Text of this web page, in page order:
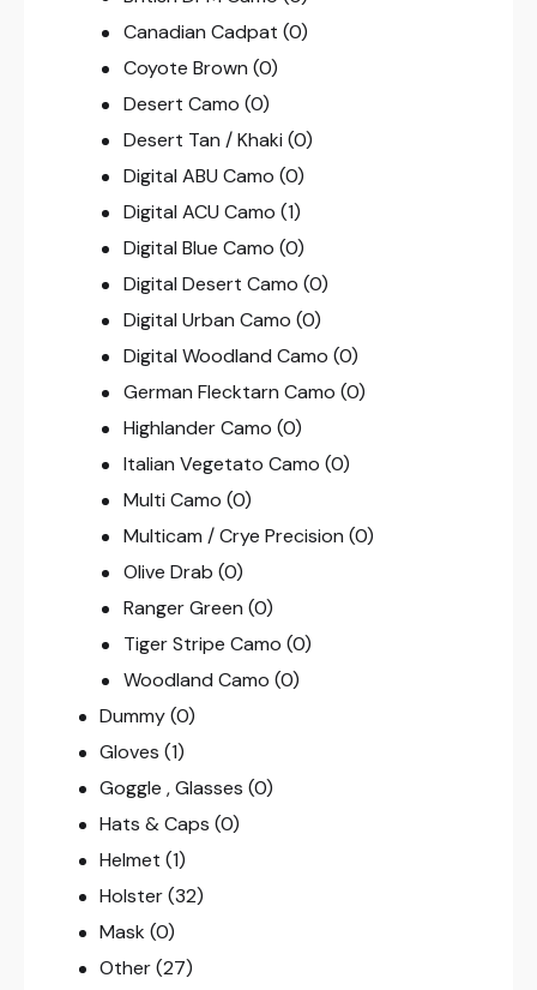
Canadian Cadpat (0)
Coyote Brown (0)
Desert Camo (0)
Desert Tan / Khaki (0)
Digital ABU Camo (0)
Digital ACU Camo (1)
Digital Blue Camo (0)
Digital Desert Camo (0)
Digital Urban Camo (0)
Digital Woodland Camo (0)
German Flecktarn Camo (0)
Highlander Camo (0)
Italian Vegetato Camo (0)
Multi Camo (0)
Multicam / Crye Precision (0)
Olive Drab (0)
Ranger Green (0)
Tiger Stripe Camo (0)
Woodland Camo (0)
Dummy (0)
Gloves (1)
Goggle , Glasses (0)
Hats & Caps (0)
Helmet (1)
Holster (32)
Mask (0)
Other (27)